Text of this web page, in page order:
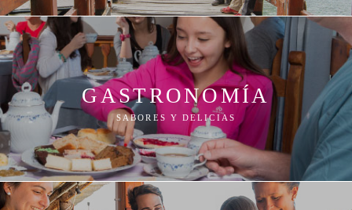
GASTRONOMÍA
SABORES Y DELICIAS